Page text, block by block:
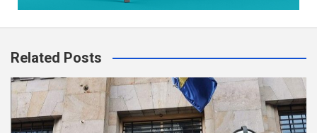
Related Posts